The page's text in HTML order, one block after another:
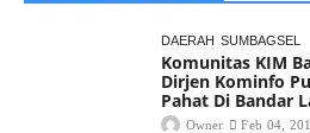
DAERAH SUMBAGSEL
Komunitas KIM
Dirjen Kominfo
Pahat Di Bandar
Owner Feb 04,